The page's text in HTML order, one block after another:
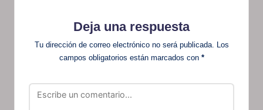
Deja una respuesta
Tu dirección de correo electrónico no será publicada. Los
campos obligatorios están marcados con *